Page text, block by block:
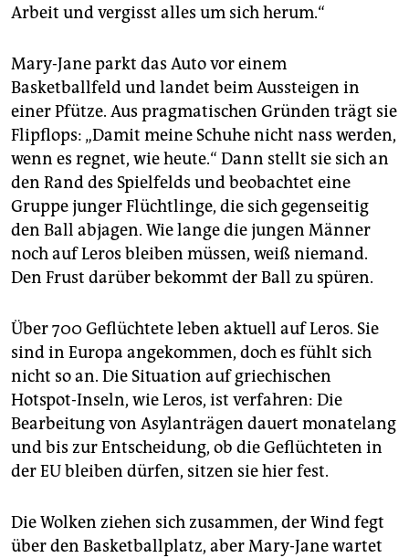
Arbeit und vergisst alles um sich herum.“
Mary-Jane parkt das Auto vor einem
Basketballfeld und landet beim Aussteigen in
einer Pfütze. Aus pragmatischen Gründen trägt sie
Flipflops: „Damit meine Schuhe nicht nass werden,
wenn es regnet, wie heute.“ Dann stellt sie sich an
den Rand des Spielfelds und beobachtet eine
Gruppe junger Flüchtlinge, die sich gegenseitig
den Ball abjagen. Wie lange die jungen Männer
noch auf Leros bleiben müssen, weiß niemand.
Den Frust darüber bekommt der Ball zu spüren.
Über 700 Geflüchtete leben aktuell auf Leros. Sie
sind in Europa angekommen, doch es fühlt sich
nicht so an. Die Situation auf griechischen
Hotspot-Inseln, wie Leros, ist verfahren: Die
Bearbeitung von Asylanträgen dauert monatelang
und bis zur Entscheidung, ob die Geflüchteten in
der EU bleiben dürfen, sitzen sie hier fest.
Die Wolken ziehen sich zusammen, der Wind fegt
über den Basketballplatz, aber Mary-Jane wartet